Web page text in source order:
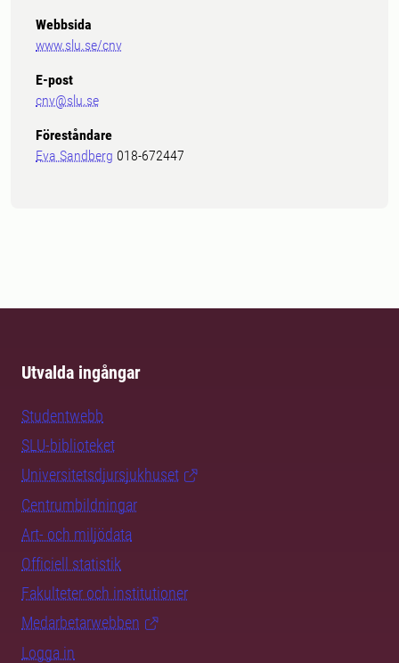
Webbsida
www.slu.se/cnv
E-post
cnv@slu.se
Föreståndare
Eva Sandberg 018-672447
Utvalda ingångar
Studentwebb
SLU-biblioteket
Universitetsdjursjukhuset
Centrumbildningar
Art- och miljödata
Officiell statistik
Fakulteter och institutioner
Medarbetarwebben
Logga in